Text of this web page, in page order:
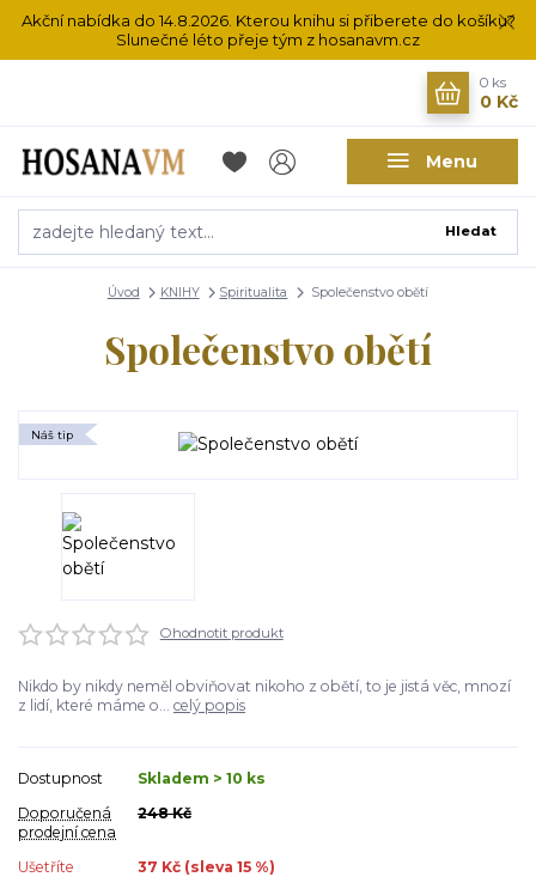
Akční nabídka do 14.8.2026. Kterou knihu si přiberete do košíku?
Slunečné léto přeje tým z hosanavm.cz
Menu
Hledat
0 ks
0 Kč
Úvod KNIHY Spiritualita Společenstvo obětí
Společenstvo obětí
Náš tip
Ohodnotit produkt
Nikdo by nikdy neměl obviňovat nikoho z obětí, to je jistá věc, mnozí
z lidí, které máme o... celý popis
Dostupnost
Skladem > 10 ks
Doporučená
prodejní cena
248 Kč
Ušetříte 37 Kč (sleva 15 %)